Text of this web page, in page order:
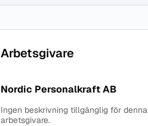
Arbetsgivare
Nordic Personalkraft AB
Ingen beskrivning tillgänglig för denna
arbetsgivare.